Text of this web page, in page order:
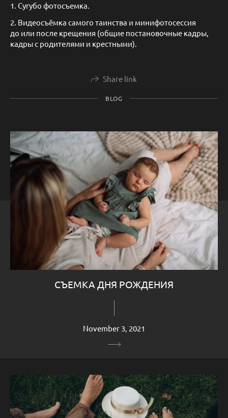
1. Сугубо фотосъемка.
2. Видеосъёмка самого таинства и минифотосессия
до или после крещения (общие постановочные кадры,
кадры с родителями и крестными).
Share link
BLOG
СЪЕМКА ДНЯ РОЖДЕНИЯ
November 3, 2021